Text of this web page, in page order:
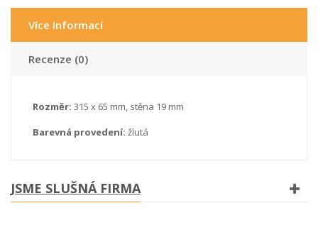
Více Informací
Recenze (0)
Rozměr: 315 x 65 mm, stěna 19 mm
Barevná provedení: žlutá
JSME SLUŠNÁ FIRMA